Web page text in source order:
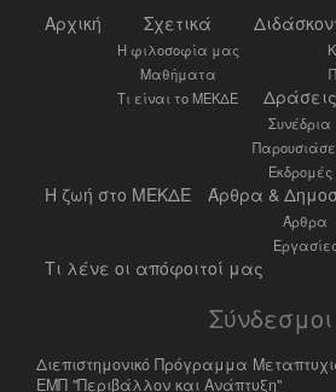
Αρχική Σχετικά
Η φιλοσοφία μας
Μαθήματα
Τι είναι το ΜΕΚΔΕ
Δράσεις
Συνέδρια
Εκδρομές
Η ζωή στο ΜΕΚΔΕ Άρθρα &
Άρθρα
Εργασίες
Τι λένε οι απόφοιτοί μας
Σύνδεσμοι
Διεπιστημονικό Πρόγραμμα
ΕΜΠ "Περιβάλλον και Ανάπτυξη"